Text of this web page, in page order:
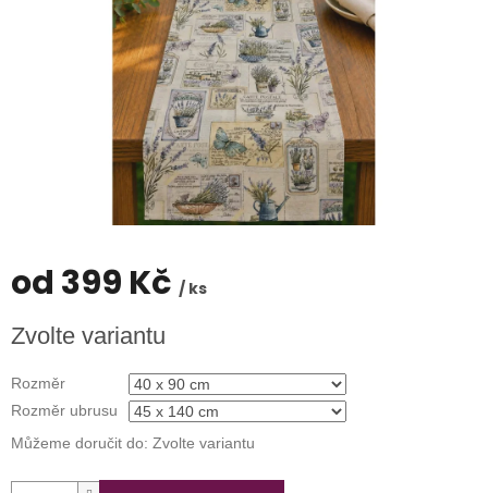
od 399 Kč / ks
cena:
Zvolte variantu
Rozměr
Rozměr ubrusu
Můžeme doručit do: Zvolte variantu